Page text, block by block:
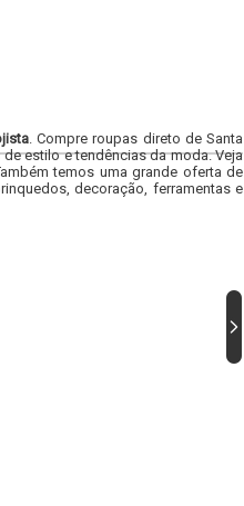
. Compre roupas direto de Santa
estilo e tendências da moda. Veja
temos uma grande oferta de
decoração, ferramentas e